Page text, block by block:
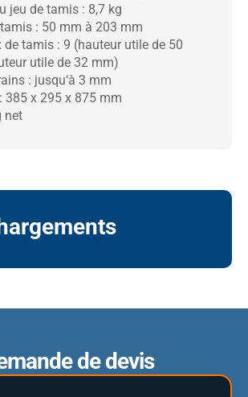
jeu de tamis : 8,7 kg
: 50 mm à 203 mm
de tamis : 9 (hauteur utile de 50
utile de 32 mm)
: jusqu‘à 3 mm
385 x 295 x 875 mm
net
de devis